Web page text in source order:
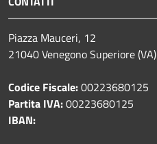
Piazza Mauceri, 12
21040 Venegono Superiore (VA)
Codice Fiscale:00223680125
Partita IVA:00223680125
IBAN: